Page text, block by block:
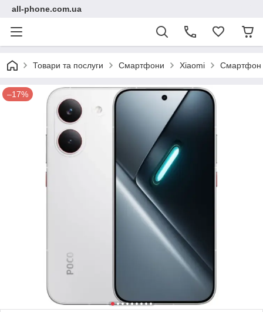
all-phone.com.ua
Товари та послуги Смартфони Xiaomi Смартфон
–17%